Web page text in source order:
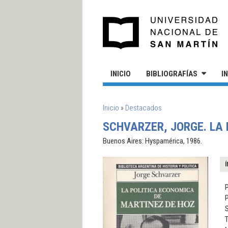
INICIO BIBLIOGRAFÍAS
SE ENCUENTRA USTED AQUÍ
Inicio » Destacados
SCHVARZER, JORGE.
Buenos Aires: Hyspamérica, 1986.